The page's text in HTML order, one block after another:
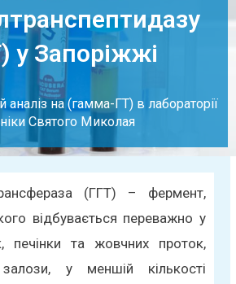
у Запоріжжі
аналіз на (гамма-ГТ) в лабораторії
Святого Миколая
(ГГТ) – фермент,
відбувається переважно у
печінки та жовчних проток,
залози, у меншій кількості